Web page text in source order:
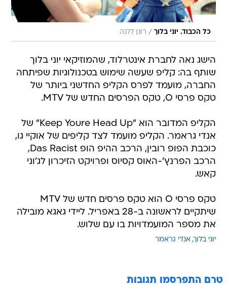
כל הכבוד. יוני בלוך / רונן ללנה
הישג נאה לחברת אינטרלוד, שהמוזיקאי יוני בלוך
שותף בה: קליפ שעשה שימוש בטכנולוגיות שפיתחה
החברה, מועמד לפרס הקליפ החדשני ביותר של
טקס פרסי O, טקס הפרסים החדש של MTV.
הקליפ המדובר הוא "Keep Youre Head Up" של
אנדי גראמר. הקליפ מועמד לצד קליפים של אוקיי גו,
כוכבת הפופ רובין, הרכב ההיפ הופ Das Racist,
הרכב הפרנץ'-האוס קסיוס ופרויקט הזיכרון לג'וני
קאש.
טקס פרסי O הוא טקס פרסים חדש של MTV
שיתקיים לראשונה ב-28 באפריל. ליידי גאגא מובילה
את מספר המועמדויות בו עם שלוש.
יוני בלוך אנדי גראמר
טרם התפרסמו תגובות